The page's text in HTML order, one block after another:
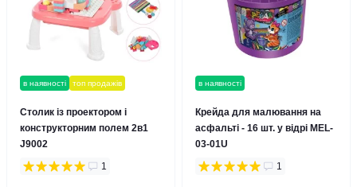
в наявності топ продажів
Столик із проектором і
конструкторним полем 2в1
J9002
1
в наявності
Крейда для малювання на
асфальті - 16 шт. у відрі MEL-
03-01U
1